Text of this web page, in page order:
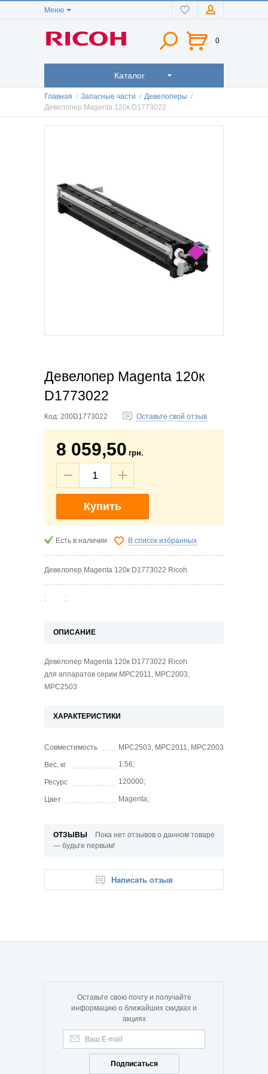
Меню
0
Каталог
Главная / Запасные части / Девелоперы /
Девелопер Magenta 120к D1773022
Девелопер Magenta 120к
D1773022
Код: 200D1773022 Оставьте свой отзыв
8 059,50 грн.
Купить
Есть в наличии В список избранных
Девелопер Magenta 120к D1773022 Ricoh
: :
ОПИСАНИЕ
Девелопер Magenta 120к D1773022 Ricoh
для аппаратов серии MPC2011, MPC2003,
MPC2503
ХАРАКТЕРИСТИКИ
Совместимость MPC2503, MPC2011, MPC2003
Вес, кг 1.56;
Ресурс 120000;
Цвет Magenta;
ОТЗЫВЫ
Пока нет отзывов о данном товаре
— будьте первым!
Написать отзыв
Оставьте свою почту и получайте
информацию о ближайших скидках и
акциях
Подписаться